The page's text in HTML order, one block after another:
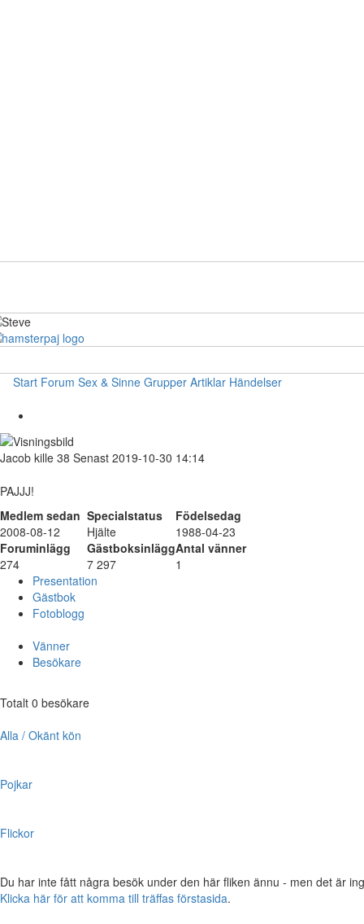
Start Forum Sex & Sinne Grupper Artiklar Händelser
Jacob kille 38 Senast 2019-10-30 14:14
PAJJJ!
Medlem sedan Specialstatus
Födelsedag
2008-08-12
Hjälte
1988-04-23
Foruminlägg
GästboksinläggAntal vänner
274
7 297
1
Presentation
Gästbok
Fotoblogg
Vänner
Besökare
Totalt 0 besökare
Alla / Okänt kön
Pojkar
Flickor
Du har inte fått några besök under den här fliken ännu - men det är
Klicka här för att komma till träffas förstasida.